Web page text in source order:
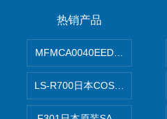
热销产品
MFMCA0040EED-H日本
LS-R700日本COSMO科斯莫